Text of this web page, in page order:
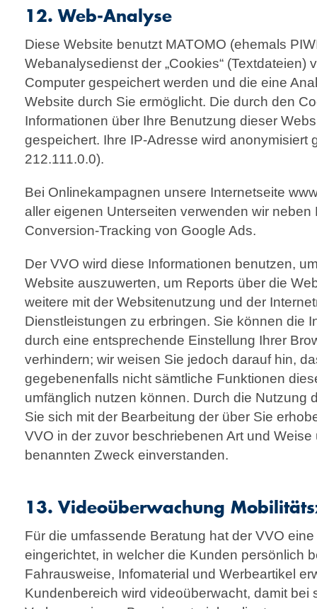
12. Web-Analyse
Diese Website benutzt MATOMO (ehemals
Webanalysedienst der „Cookies“ (Textdateien)
Computer gespeichert werden und die eine
Website durch Sie ermöglicht. Die durch den
Informationen über Ihre Benutzung dieser
gespeichert. Ihre IP-Adresse wird anonymisiert
212.111.0.0).
Bei Onlinekampagnen unsere Internetseite
aller eigenen Unterseiten verwenden wir neben
Conversion-Tracking von Google Ads.
Der VVO wird diese Informationen benutzen,
Website auszuwerten, um Reports über die
weitere mit der Websitenutzung und der
Dienstleistungen zu erbringen. Sie können die
durch eine entsprechende Einstellung Ihrer
verhindern; wir weisen Sie jedoch darauf hin,
gegebenenfalls nicht sämtliche Funktionen
umfänglich nutzen können. Durch die Nutzung
Sie sich mit der Bearbeitung der über Sie
VVO in der zuvor beschriebenen Art und
benannten Zweck einverstanden.
13. Videoüberwachung
Für die umfassende Beratung hat der VVO eine
eingerichtet, in welcher die Kunden persönlich
Fahrausweise, Infomaterial und Werbeartikel
Kundenbereich wird videoüberwacht, damit bei